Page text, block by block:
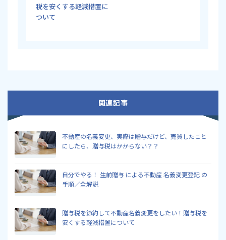
税を安くする軽減措置に
ついて
関連記事
不動産の名義変更、実際は贈与だけど、売買したこと
にしたら、贈与税はかからない？？
自分でやる！ 生前贈与 による不動産 名義変更登記 の
手順／全解説
贈与税を節約して不動産名義変更をしたい！贈与税を
安くする軽減措置について